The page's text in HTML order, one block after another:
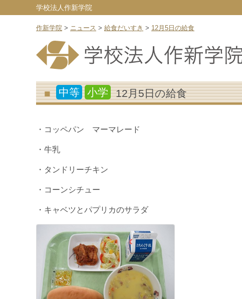
学校法人作新学院
作新学院 > ニュース > 給食だいすき > 12月5日の給食
中等 小学 12月5日の給食
・コッペパン マーマレード
・牛乳
・タンドリーチキン
・コーンシチュー
・キャベツとパプリカのサラダ